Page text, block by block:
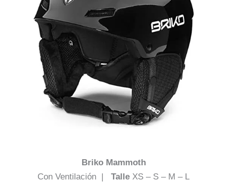
Briko Mammoth
Con Ventilación | Talle XS – S – M – L